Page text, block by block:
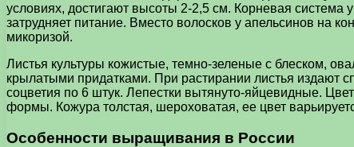
условиях, достигают высоты 2-2,5 см. Корневая система
затрудняет питание. Вместо волосков у апельсинов на
микоризой.
Листья культуры кожистые, темно-зеленые с блеском,
крылатыми придатками. При растирании листья издают
соцветия по 6 штук. Лепестки вытянуто-яйцевидные.
формы. Кожура толстая, шероховатая, ее цвет
Особенности выращивания в России